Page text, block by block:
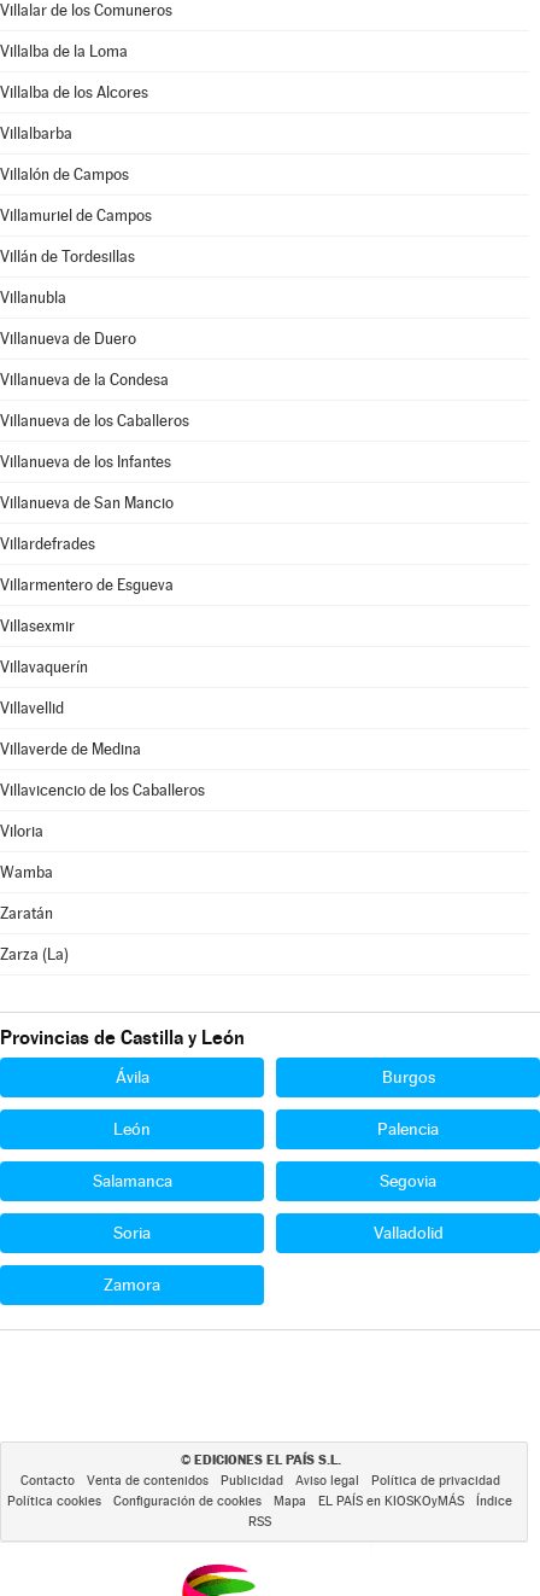
Villalar de los Comuneros
Villalba de la Loma
Villalba de los Alcores
Villalbarba
Villalón de Campos
Villamuriel de Campos
Villán de Tordesillas
Villanubla
Villanueva de Duero
Villanueva de la Condesa
Villanueva de los Caballeros
Villanueva de los Infantes
Villanueva de San Mancio
Villardefrades
Villarmentero de Esgueva
Villasexmir
Villavaquerín
Villavellid
Villaverde de Medina
Villavicencio de los Caballeros
Viloria
Wamba
Zaratán
Zarza (La)
Provincias de Castilla y León
Ávila Burgos
León Palencia
Salamanca Segovia
Soria Valladolid
Zamora
© EDICIONES EL PAÍS S.L.
Contacto Venta de contenidos Publicidad Aviso legal
Política de privacidad
Política cookies
Configuración de cookies Mapa EL PAÍS en KIOSKOyMÁS
Índice
RSS